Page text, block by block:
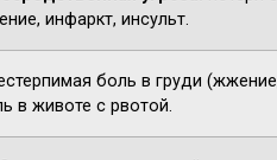
инфаркт, инсульт.
боль в груди
в животе с рвотой.